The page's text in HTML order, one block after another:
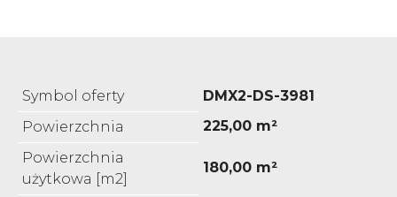
Symbol oferty
DMX2-DS-3981
Powierzchnia
225,00 m²
Powierzchnia
użytkowa [m2]
180,00 m²